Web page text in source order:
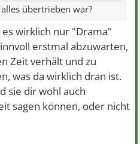
übertrieben war?
es wirklich nur "Drama"
erstmal abzuwarten,
Zeit verhält und zu
was da wirklich dran ist.
sie dir wohl auch
sagen können, oder nicht